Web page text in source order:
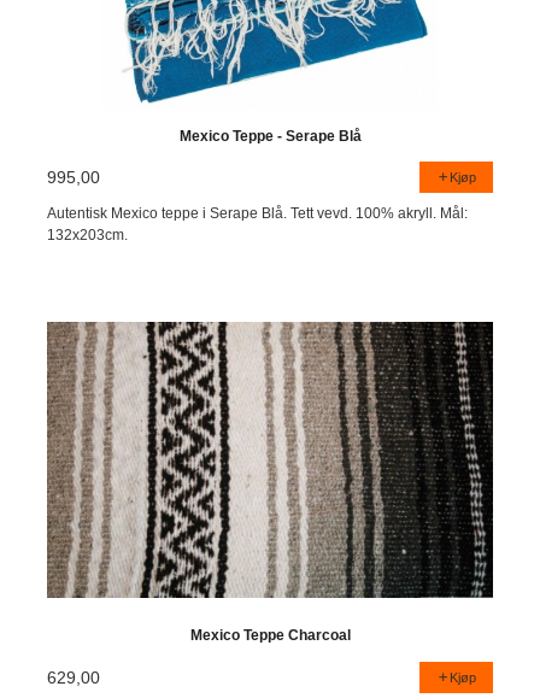
Mexico Teppe - Serape Blå
995,00 Kjøp
Autentisk Mexico teppe i Serape Blå. Tett vevd. 100% akryll. Mål:
132x203cm.
Mexico Teppe Charcoal
629,00 Kjøp